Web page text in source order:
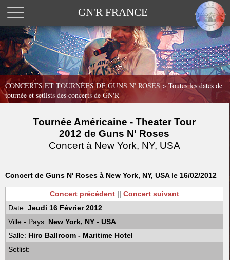
GN'R FRANCE
CONCERTS ET TOURNÉES DE GUNS N' ROSES > Toutes les dates de
tournée et setlists des concerts de GN'R
Tournée Américaine - Theater Tour
2012 de Guns N' Roses
Concert à New York, NY, USA
Concert de Guns N' Roses à New York, NY, USA le 16/02/2012
Concert précédent|| Concert suivant
Date:Jeudi 16 Février 2012
Ville - Pays: New York, NY - USA
Salle: Hiro Ballroom - Maritime Hotel
Setlist: